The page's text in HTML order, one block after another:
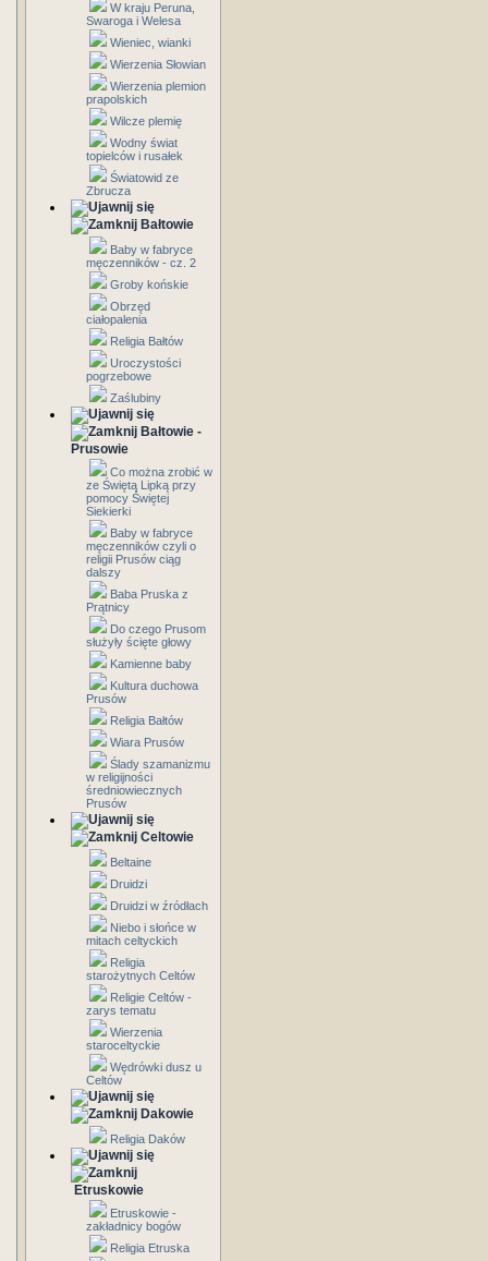
W kraju Peruna,
Swaroga i Welesa
Wieniec, wianki
Wierzenia Słowian
Wierzenia plemion
prapolskich
Wilcze plemię
Wodny świat
topielców i rusałek
Światowid ze
Zbrucza
Bałtowie
Baby w fabryce
męczenników - cz. 2
Groby końskie
Obrzęd
ciałopalenia
Religia Bałtów
Uroczystości
pogrzebowe
Zaślubiny
Bałtowie -
Prusowie
Co można zrobić w
ze Świętą Lipką przy
pomocy Świętej
Siekierki
Baby w fabryce
męczenników czyli o
religii Prusów ciąg
dalszy
Baba Pruska z
Prątnicy
Do czego Prusom
służyły ścięte głowy
Kamienne baby
Kultura duchowa
Prusów
Religia Bałtów
Wiara Prusów
Ślady szamanizmu
w religijności
średniowiecznych
Prusów
Celtowie
Beltaine
Druidzi
Druidzi w źródłach
Niebo i słońce w
mitach celtyckich
Religia
starożytnych Celtów
Religie Celtów -
zarys tematu
Wierzenia
staroceltyckie
Wędrówki dusz u
Celtów
Dakowie
Religia Daków
Etruskowie
Etruskowie -
zakładnicy bogów
Religia Etruska